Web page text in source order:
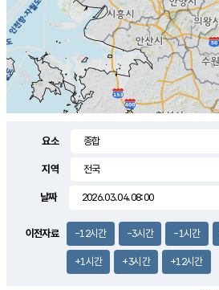
요소
지역
날짜
이전자료 -12시간 -3시간 -1시간
+1시간 +3시간 +12시간